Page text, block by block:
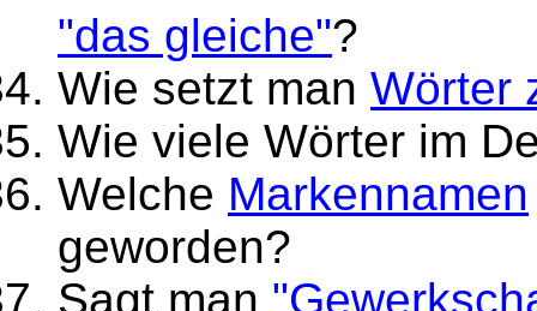
"das gleiche"?
Wie setzt man Wörter
Wie viele Wörter im
Welche Markennamen
geworden?
Sagt man